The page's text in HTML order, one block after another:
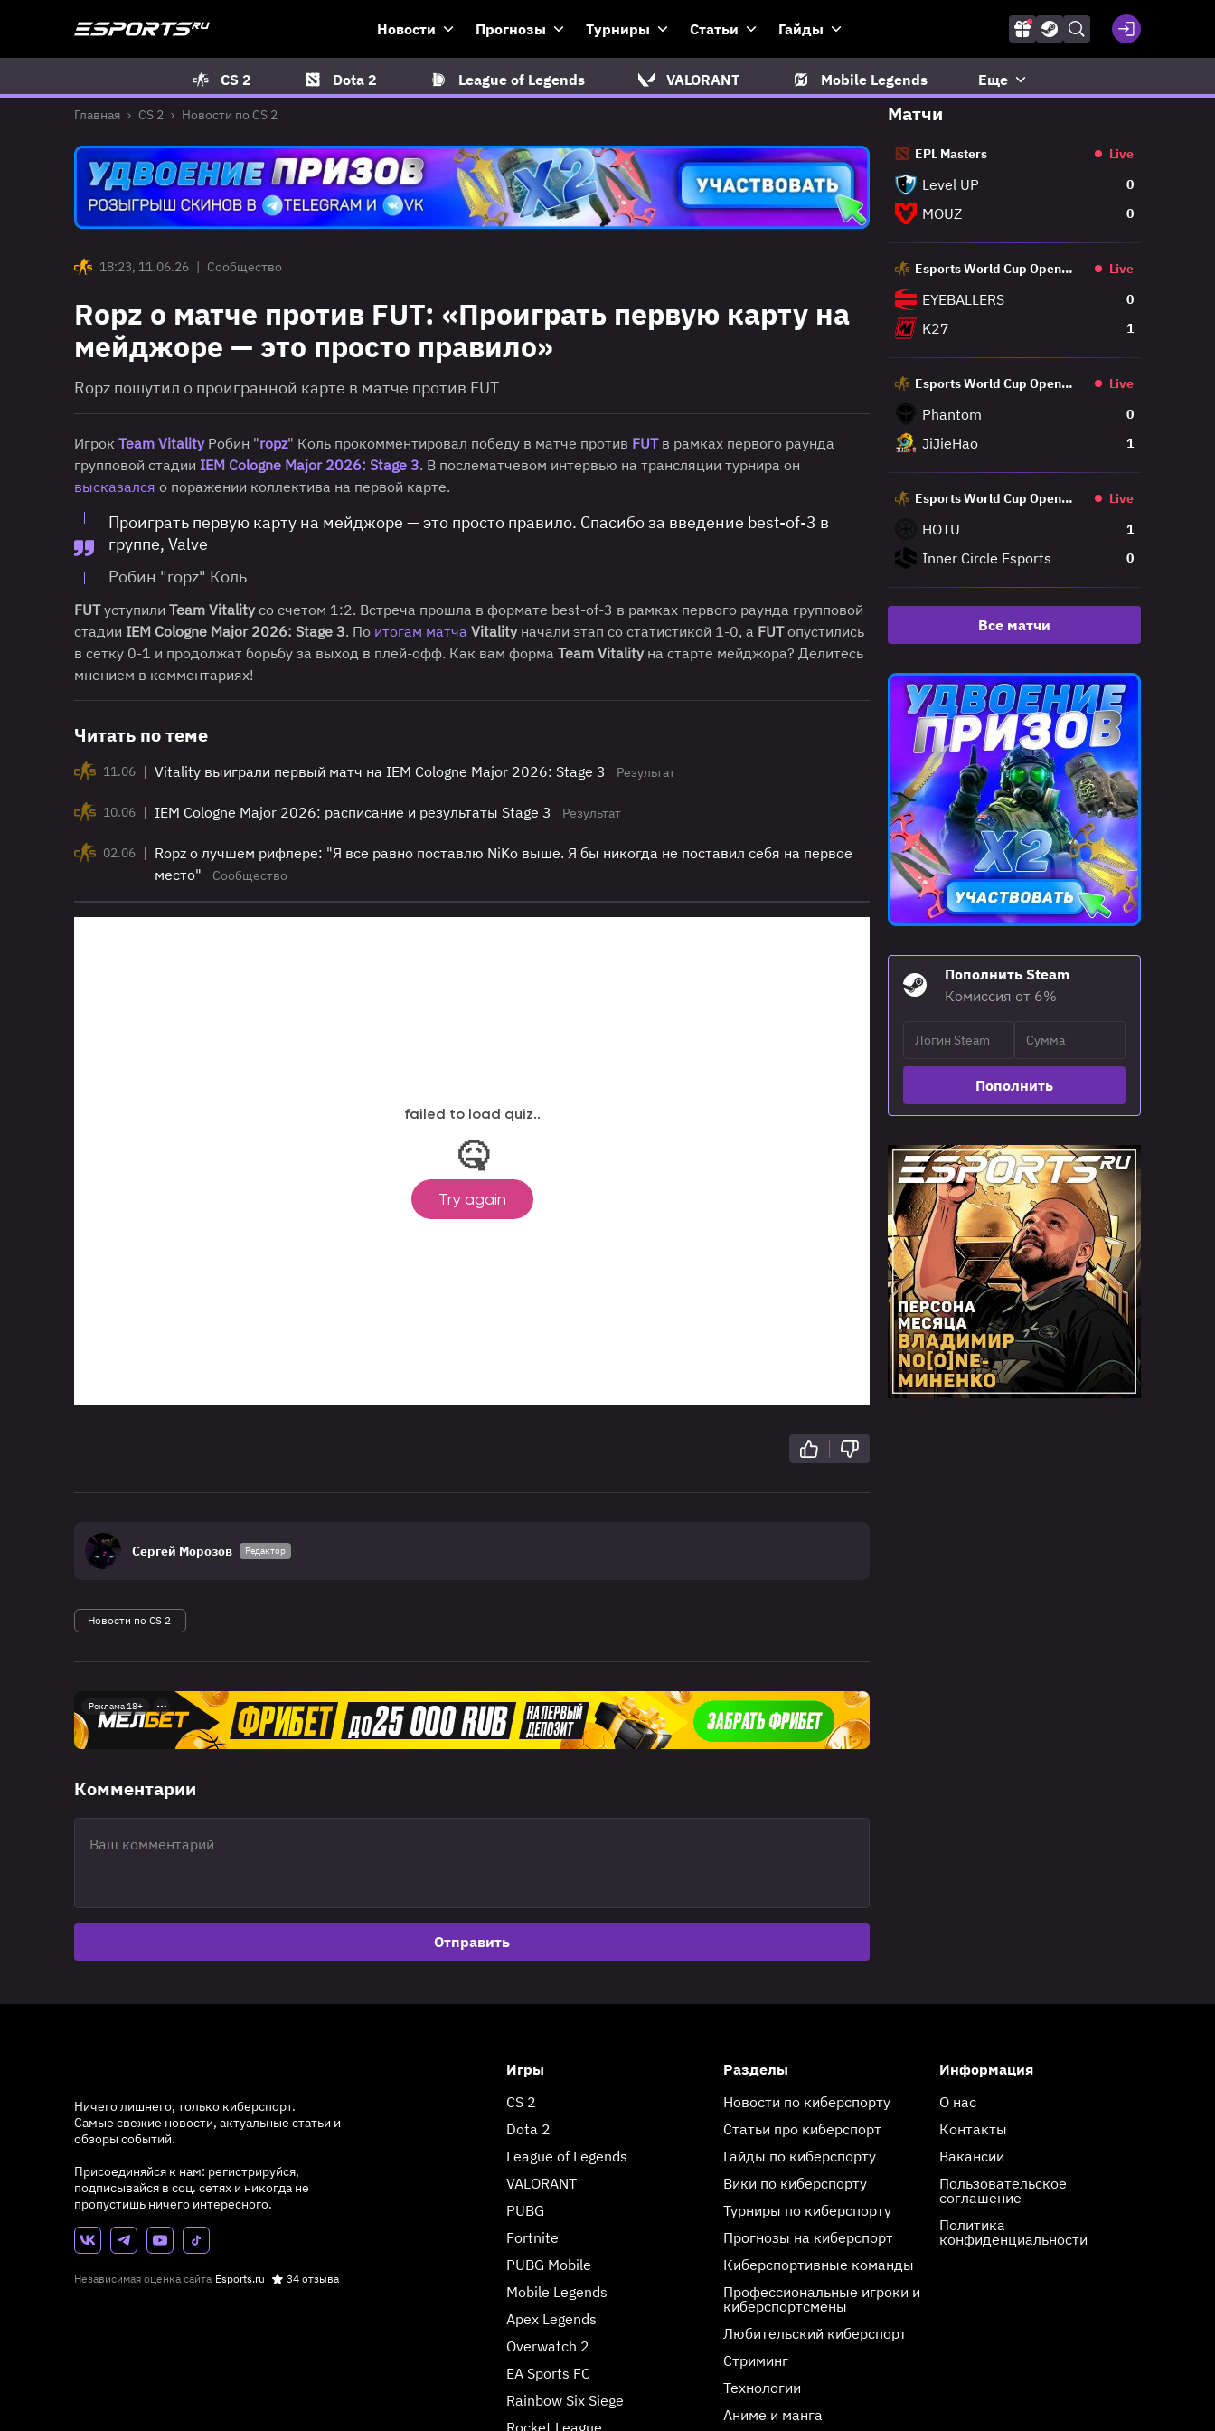
Новости Прогнозы Турниры Статьи Гайды
CS 2 Dota 2 League of Legends VALORANT Mobile Legends Еще
Главная CS 2 Новости по CS 2
18:23, 11.06.26 | Сообщество
Ropz о матче против FUT: «Проиграть первую карту на
мейджоре — это просто правило»
Ropz пошутил о проигранной карте в матче против FUT
Игрок Team VitalityРобин "ropz" Коль прокомментировал победу в матче против FUTв рамках первого раунда
групповой стадии IEM Cologne Major 2026: Stage 3. В послематчевом интервью на трансляции турнира он
высказался о поражении коллектива на первой карте.
Проиграть первую карту на мейджоре — это просто правило. Спасибо за введение best-of-3 в
группе, Valve
Робин "ropz" Коль
FUTуступили Team Vitalityсо счетом 1:2. Встреча прошла в формате best-of-3 в рамках первого раунда групповой
стадии IEM Cologne Major 2026: Stage 3. По итогам матча Vitality начали этап со статистикой 1-0, а FUTопустились
в сетку 0-1 и продолжат борьбу за выход в плей-офф. Как вам форма Team Vitalityна старте мейджора? Делитесь
мнением в комментариях!
Читать по теме
11.06 | Vitality выиграли первый матч на IEM Cologne Major 2026: Stage 3 Результат
10.06 | IEM Cologne Major 2026: расписание и результаты Stage 3 Результат
02.06 | Ropz о лучшем рифлере: "Я все равно поставлю NiKo выше. Я бы никогда не поставил себя на первое
место"
Сообщество
Сергей Морозов Редактор
Новости по CS 2
Реклама 18+
Комментарии
Отправить
Матчи
EPL Masters Live
Level UP 0
MOUZ 0
Esports World Cup Open
Live
EYEBALLERS 0
K27 1
Esports World Cup Open
Live
Phantom 0
JiJieHao 1
Esports World Cup Open
Live
HOTU 1
Inner Circle Esports 0
Все матчи
Пополнить Steam
Комиссия от 6%
Пополнить
Ничего лишнего, только киберспорт.
Самые свежие новости, актуальные статьи и
обзоры событий.
Присоединяйся к нам: регистрируйся,
подписывайся в соц. сетях и никогда не
пропустишь ничего интересного.
Независимая оценка сайта Esports.ru 34 отзыва
Игры
CS 2
Dota 2
League of Legends
VALORANT
PUBG
Fortnite
PUBG Mobile
Mobile Legends
Apex Legends
Overwatch 2
EA Sports FC
Rainbow Six Siege
Rocket League
Разделы
Новости по киберспорту
Статьи про киберспорт
Гайды по киберспорту
Вики по киберспорту
Турниры по киберспорту
Прогнозы на киберспорт
Киберспортивные команды
Профессиональные игроки и
киберспортсмены
Любительский киберспорт
Стриминг
Технологии
Аниме и манга
Информация
О нас
Контакты
Вакансии
Пользовательское
соглашение
Политика
конфиденциальности